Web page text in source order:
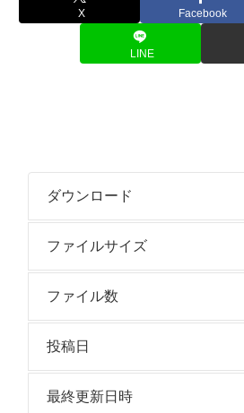
X Facebook
LINE
ダウンロード
ファイルサイズ
ファイル数
投稿日
最終更新日時